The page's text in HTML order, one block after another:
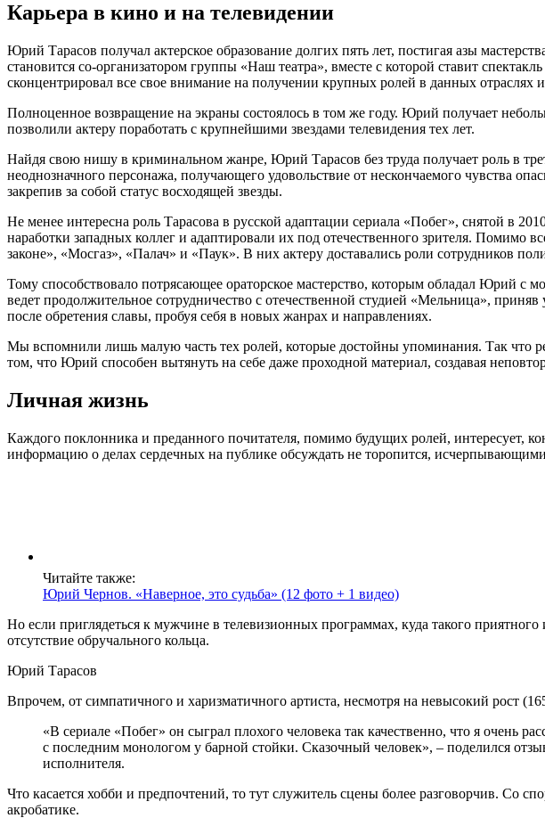
Карьера в кино и на телевидении
Юрий Тарасов получал актерское образование долгих пять лет, постигая азы
становится со-организатором группы «Наш театра», вместе с которой ставит
сконцентрировал все свое внимание на получении крупных ролей в данных отраслях
Полноценное возвращение на экраны состоялось в том же году. Юрий получает
позволили актеру поработать с крупнейшими звездами телевидения тех лет.
Найдя свою нишу в криминальном жанре, Юрий Тарасов без труда получает роль в
неоднозначного персонажа, получающего удовольствие от нескончаемого чувства
закрепив за собой статус восходящей звезды.
Не менее интересна роль Тарасова в русской адаптации сериала «Побег», снятой в
наработки западных коллег и адаптировали их под отечественного зрителя. Помимо
законе», «Мосгаз», «Палач» и «Паук». В них актеру доставались роли сотрудников
Тому способствовало потрясающее ораторское мастерство, которым обладал Юрий
ведет продолжительное сотрудничество с отечественной студией «Мельница»,
после обретения славы, пробуя себя в новых жанрах и направлениях.
Мы вспомнили лишь малую часть тех ролей, которые достойны упоминания. Так что
том, что Юрий способен вытянуть на себе даже проходной материал, создавая
Личная жизнь
Каждого поклонника и преданного почитателя, помимо будущих ролей, интересует,
информацию о делах сердечных на публике обсуждать не торопится,
Читайте также:
Юрий Чернов. «Наверное, это судьба» (12 фото + 1 видео)
Но если приглядеться к мужчине в телевизионных программах, куда такого
отсутствие обручального кольца.
Юрий Тарасов
Впрочем, от симпатичного и харизматичного артиста, несмотря на невысокий рост
«В сериале «Побег» он сыграл плохого человека так качественно, что я очень
с последним монологом у барной стойки. Сказочный человек», – поделился
исполнителя.
Что касается хобби и предпочтений, то тут служитель сцены более разговорчив. Со
акробатике.